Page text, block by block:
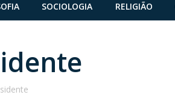
SOCIOLOGIA RELIGIÃO